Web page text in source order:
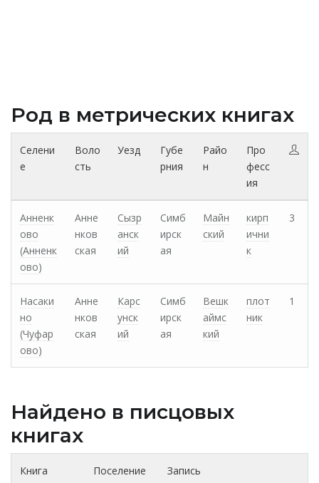
Род в метрических книгах
Селени
е
Воло
сть
Уезд
Губе
рния
Райо
н
Про
фесс
ия
Анненк
ово
(Анненк
ово)
Анне
нков
ская
Сызр
анск
ий
Симб
ирск
ая
Майн
ский
кирп
ични
к
3
Насаки
но
(Чуфар
ово)
Анне
нков
ская
Карс
унск
ий
Симб
ирск
ая
Вешк
аймс
кий
плот
ник
1
Найдено в писцовых
книгах
Книга Поселение Запись